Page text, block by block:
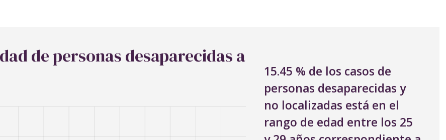
de personas desaparecidas a
15.45 % de los casos de
personas desaparecidas y
no localizadas está en el
rango de edad entre los 25